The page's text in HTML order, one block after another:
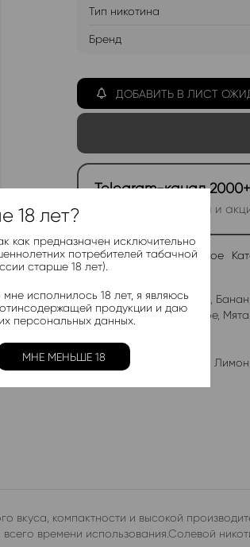
Тип никотина
Бренд
ДОБАВИТЬ В ЛИСТ
Telegram-канал 2000+
Актуальные новинки и
Добавить в избранное
Ананас,Арбуз,Бабл-Гам Банан
Лимон,Манго, Мороженое, Мята
Жидкости:
Ананас
Арбуз Лимон
компактности и высокой
времени использования.Солевой
18 лет?
как предназначен исключительно
потребителей табачной
старше 18 лет).
исполнилось 18 лет, я являюсь
продукции и даю
персональных данных.
МНЕ МЕНЬШЕ 18